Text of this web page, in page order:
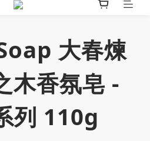
３２９９贈▸保濕亮顏卸妝膏
大春煉
木香氛皂 -
列 110g